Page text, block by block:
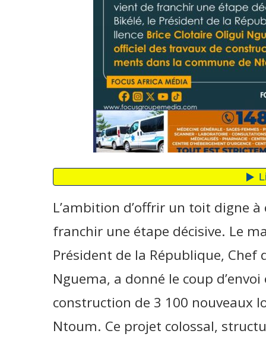
L’ambition d’offrir un toit digne
franchir une étape décisive. Le
Président de la République, Chef
Nguema, a donné le coup
construction de 3 100 nouveaux
Ntoum. Ce projet colossal,